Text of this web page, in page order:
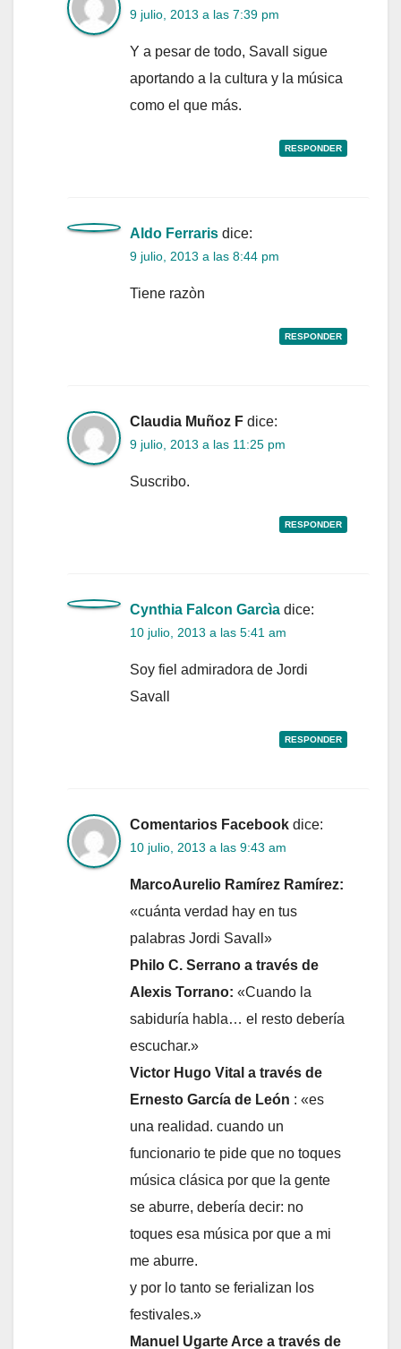
9 julio, 2013 a las 7:39 pm
Y a pesar de todo, Savall sigue
aportando a la cultura y la música
como el que más.
RESPONDER
Aldo Ferraris dice:
9 julio, 2013 a las 8:44 pm
Tiene razòn
RESPONDER
Claudia Muñoz F dice:
9 julio, 2013 a las 11:25 pm
Suscribo.
RESPONDER
Cynthia Falcon Garcìa dice:
10 julio, 2013 a las 5:41 am
Soy fiel admiradora de Jordi
Savall
RESPONDER
Comentarios Facebook dice:
10 julio, 2013 a las 9:43 am
MarcoAurelio Ramírez Ramírez:
«cuánta verdad hay en tus
palabras Jordi Savall»
Philo C. Serrano a través de
Alexis Torrano: «Cuando la
sabiduría habla… el resto debería
escuchar.»
Victor Hugo Vital a través de
Ernesto García de León : «es
una realidad. cuando un
funcionario te pide que no toques
música clásica por que la gente
se aburre, debería decir: no
toques esa música por que a mi
me aburre.
y por lo tanto se ferializan los
festivales.»
Manuel Ugarte Arce a través de